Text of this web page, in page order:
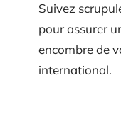
Suivez
pour assurer
encombre de
international.